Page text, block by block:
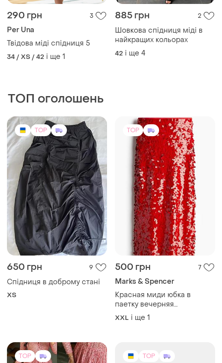
290 грн 3
Per Una
Твідова міді спідниця 5
34 / XS / 42 і ще 1
885 грн 2
Шовкова спідниця міді в
найкращих кольорах
42 і ще 4
ТОП оголошень
TOP
650 грн 9
Спідниця в доброму стані
ХS
TOP
500 грн 7
Marks & Spencer
Красная миди юбка в
паетку вечерняя
празднична юбка батал
большой размер 20
XXL і ще 1
TOP TOP